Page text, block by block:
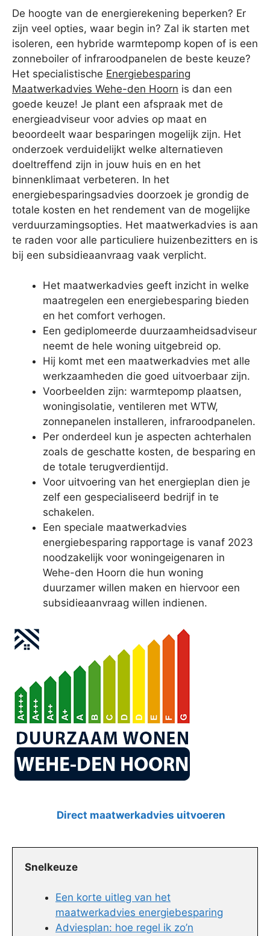
De hoogte van de energierekening beperken? Er
zijn veel opties, waar begin in? Zal ik starten met
isoleren, een hybride warmtepomp kopen of is een
zonneboiler of infraroodpanelen de beste keuze?
Het specialistische Energiebesparing
Maatwerkadvies Wehe-den Hoorn is dan een
goede keuze! Je plant een afspraak met de
energieadviseur voor advies op maat en
beoordeelt waar besparingen mogelijk zijn. Het
onderzoek verduidelijkt welke alternatieven
doeltreffend zijn in jouw huis en en het
binnenklimaat verbeteren. In het
energiebesparingsadvies doorzoek je grondig de
totale kosten en het rendement van de mogelijke
verduurzamingsopties. Het maatwerkadvies is aan
te raden voor alle particuliere huizenbezitters en is
bij een subsidieaanvraag vaak verplicht.
Het maatwerkadvies geeft inzicht in welke
maatregelen een energiebesparing bieden
en het comfort verhogen.
Een gediplomeerde duurzaamheidsadviseur
neemt de hele woning uitgebreid op.
Hij komt met een maatwerkadvies met alle
werkzaamheden die goed uitvoerbaar zijn.
Voorbeelden zijn: warmtepomp plaatsen,
woningisolatie, ventileren met WTW,
zonnepanelen installeren, infraroodpanelen.
Per onderdeel kun je aspecten achterhalen
zoals de geschatte kosten, de besparing en
de totale terugverdientijd.
Voor uitvoering van het energieplan dien je
zelf een gespecialiseerd bedrijf in te
schakelen.
Een speciale maatwerkadvies
energiebesparing rapportage is vanaf 2023
noodzakelijk voor woningeigenaren in
Wehe-den Hoorn die hun woning
duurzamer willen maken en hiervoor een
subsidieaanvraag willen indienen.
Direct maatwerkadvies uitvoeren
Snelkeuze
Een korte uitleg van het
maatwerkadvies energiebesparing
Adviesplan: hoe regel ik zo’n